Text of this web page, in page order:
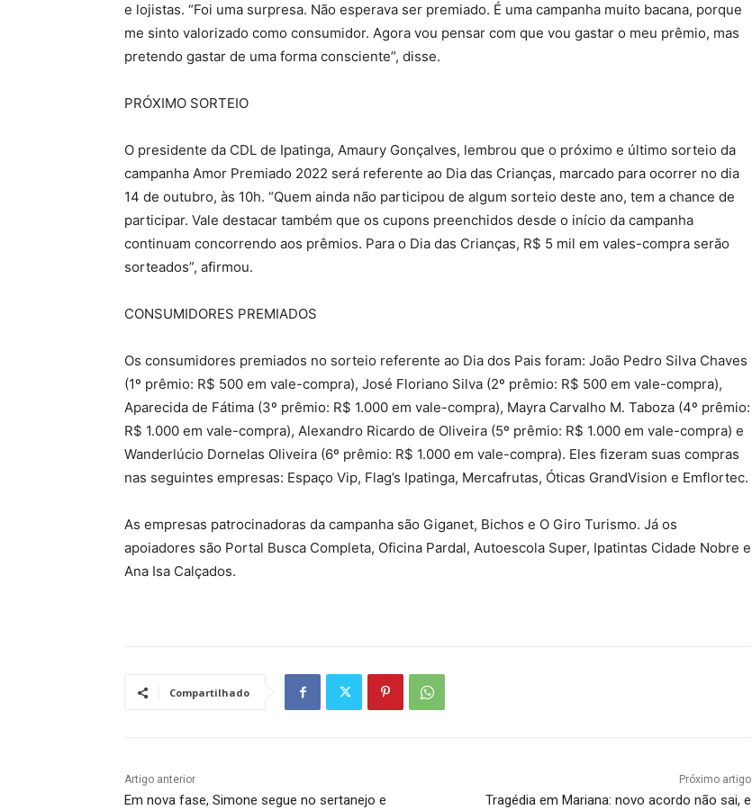
e lojistas. “Foi uma surpresa. Não esperava ser premiado. É uma campanha muito bacana, porque
me sinto valorizado como consumidor. Agora vou pensar com que vou gastar o meu prêmio, mas
pretendo gastar de uma forma consciente”, disse.
PRÓXIMO SORTEIO
O presidente da CDL de Ipatinga, Amaury Gonçalves, lembrou que o próximo e último sorteio da
campanha Amor Premiado 2022 será referente ao Dia das Crianças, marcado para ocorrer no dia
14 de outubro, às 10h. “Quem ainda não participou de algum sorteio deste ano, tem a chance de
participar. Vale destacar também que os cupons preenchidos desde o início da campanha
continuam concorrendo aos prêmios. Para o Dia das Crianças, R$ 5 mil em vales-compra serão
sorteados”, afirmou.
CONSUMIDORES PREMIADOS
Os consumidores premiados no sorteio referente ao Dia dos Pais foram: João Pedro Silva Chaves
(1º prêmio: R$ 500 em vale-compra), José Floriano Silva (2º prêmio: R$ 500 em vale-compra),
Aparecida de Fátima (3º prêmio: R$ 1.000 em vale-compra), Mayra Carvalho M. Taboza (4º prêmio:
R$ 1.000 em vale-compra), Alexandro Ricardo de Oliveira (5º prêmio: R$ 1.000 em vale-compra) e
Wanderlúcio Dornelas Oliveira (6º prêmio: R$ 1.000 em vale-compra). Eles fizeram suas compras
nas seguintes empresas: Espaço Vip, Flag’s Ipatinga, Mercafrutas, Óticas GrandVision e Emflortec.
As empresas patrocinadoras da campanha são Giganet, Bichos e O Giro Turismo. Já os
apoiadores são Portal Busca Completa, Oficina Pardal, Autoescola Super, Ipatintas Cidade Nobre e
Ana Isa Calçados.
Compartilhado
Artigo anterior
Em nova fase, Simone segue no sertanejo e
Próximo artigo
Tragédia em Mariana: novo acordo não sai, e